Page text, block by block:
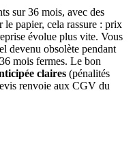
sur 36 mois, avec des
le papier, cela rassure : prix
évolue plus vite. Vous
devenu obsolète pendant
mois fermes. Le bon
claires (pénalités
renvoie aux CGV du